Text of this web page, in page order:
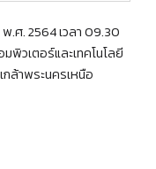
.ศ. 2564 เวลา 09.30
พิวเตอร์และเทคโนโลยี
กล้าพระนครเหนือ